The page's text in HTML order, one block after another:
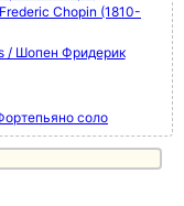
Chopin (1810-
/ Шопен Фридерик
соло